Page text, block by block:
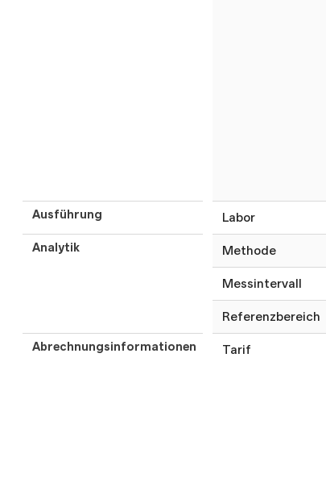
Ausführung Labor
Analytik Methode
Messintervall
Referenzbereich
Abrechnungsinformationen Tarif